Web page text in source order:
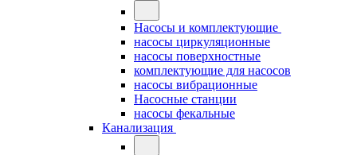
Насосы и комплектующие
насосы циркуляционные
насосы поверхностные
комплектующие для насосов
насосы вибрационные
Насосные станции
насосы фекальные
Канализация